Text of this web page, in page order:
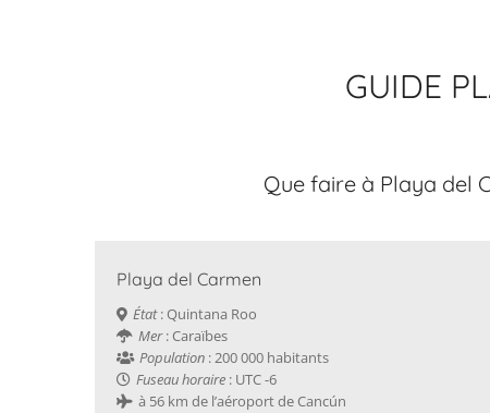
GUIDE
Que faire à Playa del
Playa del Carmen
État: Quintana Roo
Mer‎: Caraïbes
Population : 200 000 habitants
Fuseau horaire : UTC -6
à 56 km de l’aéroport de Cancún